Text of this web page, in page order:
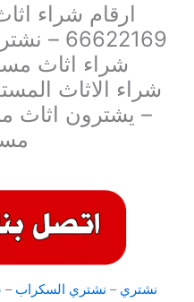
ارقام شراء
شراء اثاث
شراء الاثاث
– يشترون
نشتري – نشتري السكراب –